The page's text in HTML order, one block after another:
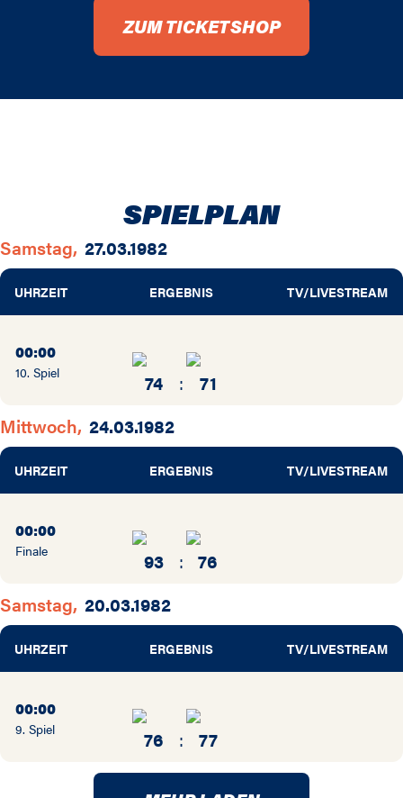
ZUM TICKETSHOP
SPIELPLAN
Samstag, 27.03.1982
UHRZEIT ERGEBNIS TV/LIVESTREAM
00:00
10. Spiel 74 :
71
Mittwoch, 24.03.1982
UHRZEIT ERGEBNIS TV/LIVESTREAM
00:00
Finale 93 : 76
Samstag, 20.03.1982
UHRZEIT ERGEBNIS TV/LIVESTREAM
00:00
9. Spiel 76 : 77